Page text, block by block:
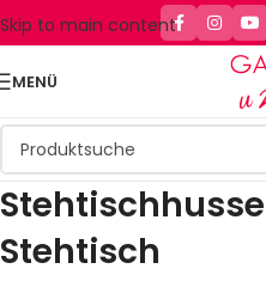
Skip to main content
MENÜ
Stehtisch